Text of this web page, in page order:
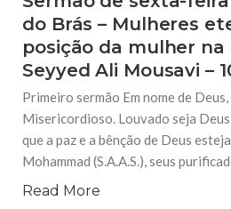
do Brás – Mulheres
posição da mulher na
Seyyed Ali Mousavi –
Primeiro sermão Em nome de
Misericordioso. Louvado seja
que a paz e a bênção de Deus
Mohammad (S.A.A.S.), seus
Read More